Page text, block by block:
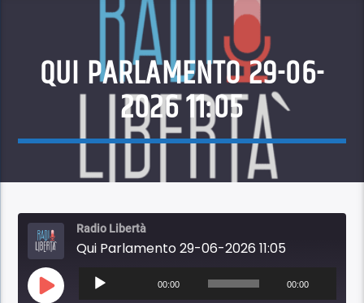
QUI PARLAMENTO 29-06-
2026 11:05
Radio Libertà
Qui Parlamento 29-06-2026 11:05
Play
Audio
Player
00:00 00:00